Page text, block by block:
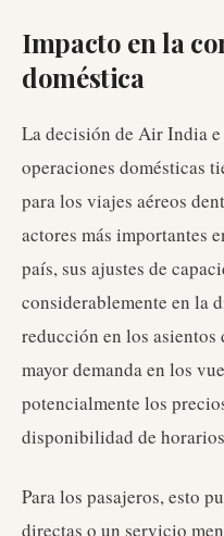
Impacto en la
doméstica
La decisión de Air India
operaciones domésticas
para los viajes aéreos
actores más importantes
país, sus ajustes de
considerablemente en la
reducción en los
mayor demanda en los
potencialmente los
disponibilidad de
Para los pasajeros, esto
directas o un servicio